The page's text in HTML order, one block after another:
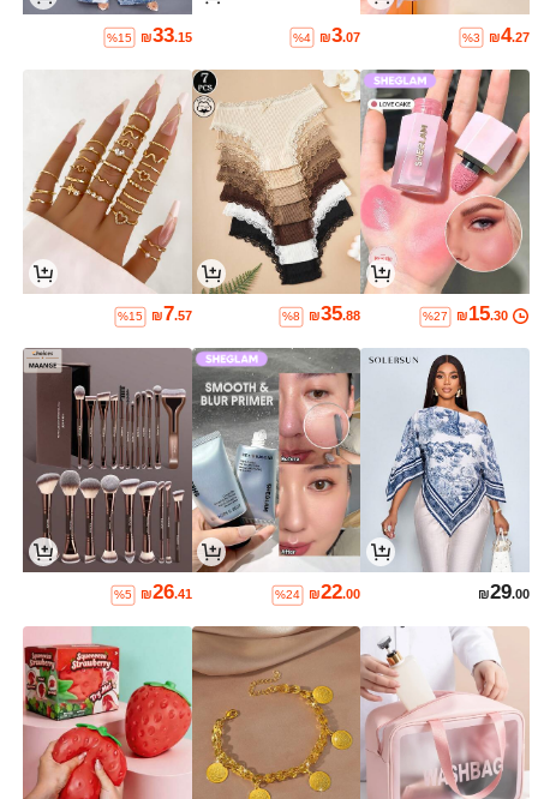
₪4.27
%3
₪3.07
%4
₪33.15
%15
₪15.30
%27
₪35.88
%8
₪7.57
%15
₪29.00
₪22.00
%24
₪26.41
%5